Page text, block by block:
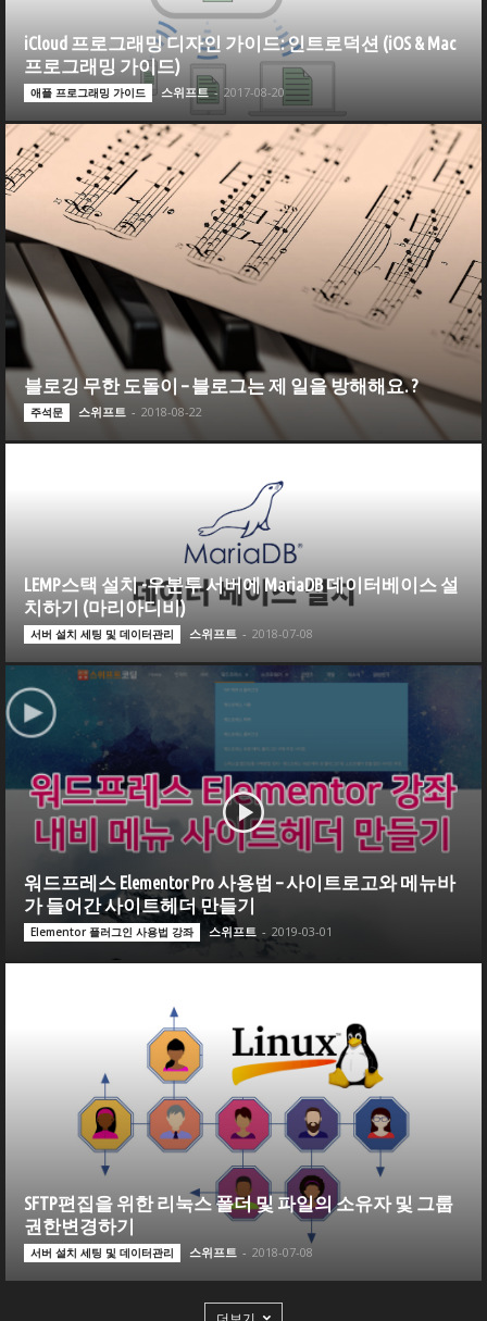
iCloud 프로그래밍 디자인 가이드: 인트로덕션 (iOS & Mac
프로그래밍 가이드)
애플 프로그래밍 가이드 스위프트 - 2017-08-20
블로깅 무한 도돌이 – 블로그는 제 일을 방해해요. ?
주석문 스위프트 - 2018-08-22
LEMP스택 설치 -우분투 서버에 MariaDB 데이터베이스 설
치하기 (마리아디비)
서버 설치 세팅 및 데이터관리 스위프트 - 2018-07-08
워드프레스 Elementor Pro 사용법 – 사이트로고와 메뉴바
가 들어간 사이트헤더 만들기
Elementor 플러그인 사용법 강좌 스위프트 - 2019-03-01
SFTP편집을 위한 리눅스 폴더 및 파일의 소유자 및 그룹
권한변경하기
서버 설치 세팅 및 데이터관리 스위프트 - 2018-07-08